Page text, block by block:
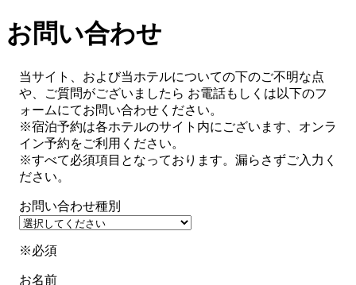
お問い合わせ
お
問
い
合
わ
せ
当サイト、および当ホテルについての下のご不明な点
や、ご質問がございましたら お電話もしくは以下のフ
ォームにてお問い合わせください。
※宿泊予約は各ホテルのサイト内にございます、オンラ
イン予約をご利用ください。
※すべて必須項目となっております。漏らさずご入力く
ださい。
お問い合わせ種別
※必須
お名前